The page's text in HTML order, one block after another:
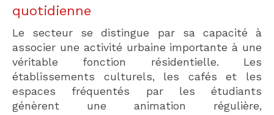
quotidienne
Le secteur se distingue par sa capacité à
associer une activité urbaine importante à une
véritable fonction résidentielle. Les
établissements culturels, les cafés et les
espaces fréquentés par les étudiants
génèrent une animation régulière,